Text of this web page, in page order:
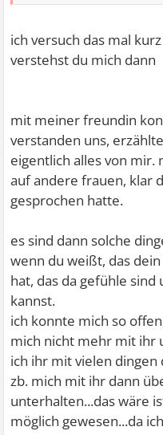
ich versuch das mal
verstehst du mich dann
mit meiner freundin
verstanden uns,
eigentlich alles von mir.
auf andere frauen, klar
gesprochen hatte.
es sind dann solche
wenn du weißt, das
hat, das da gefühle
kannst.
ich konnte mich so
mich nicht mehr mit ihr
ich ihr mit vielen dingen
zb. mich mit ihr dann
unterhalten...das wäre
möglich gewesen...da